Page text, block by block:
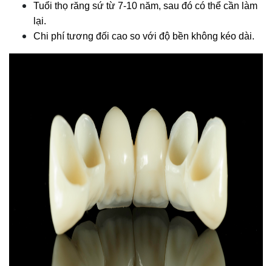
Tuổi thọ răng sứ từ 7-10 năm, sau đó có thể cần làm
lại.
Chi phí tương đối cao so với độ bền không kéo dài.